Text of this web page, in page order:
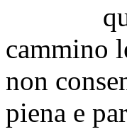
quello
cammino
non
piena e